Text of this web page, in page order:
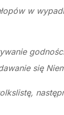
w
się